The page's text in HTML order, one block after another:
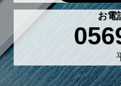
お電